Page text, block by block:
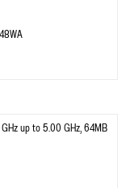
up to 5.00 GHz, 64MB